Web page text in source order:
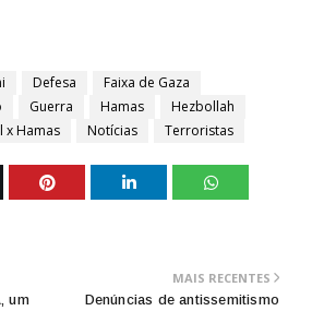
Defesa
Faixa de Gaza
Guerra Hamas
Hezbollah
x Hamas Notícias Terroristas
MAIS RECENTES
Denúncias de antissemitismo
um